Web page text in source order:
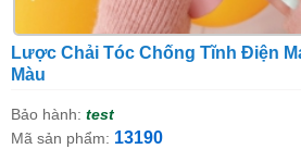
Lược Chải Tóc Chống Tĩnh Điện
Màu
Bảo hành: test
Mã sản phẩm: 13190